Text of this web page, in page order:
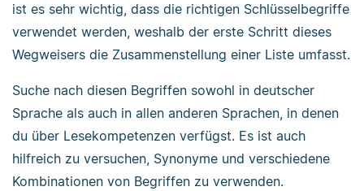
ist es sehr wichtig, dass die richtigen Schlüsselbegriffe
verwendet werden, weshalb der erste Schritt dieses
Wegweisers die Zusammenstellung einer Liste umfasst.
Suche nach diesen Begriffen sowohl in deutscher
Sprache als auch in allen anderen Sprachen, in denen
du über Lesekompetenzen verfügst. Es ist auch
hilfreich zu versuchen, Synonyme und verschiedene
Kombinationen von Begriffen zu verwenden.